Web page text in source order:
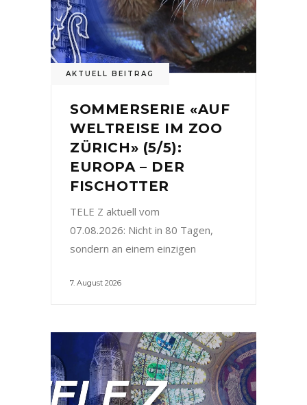
AKTUELL BEITRAG
SOMMERSERIE «AUF
WELTREISE IM ZOO
ZÜRICH» (5/5):
EUROPA – DER
FISCHOTTER
TELE Z aktuell vom
07.08.2026: Nicht in 80 Tagen,
sondern an einem einzigen
7. August 2026